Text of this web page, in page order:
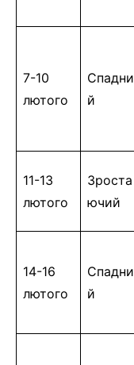
7-10
лютого
Спадни
й
11-13
лютого
Зроста
ючий
14-16
лютого
Спадни
й